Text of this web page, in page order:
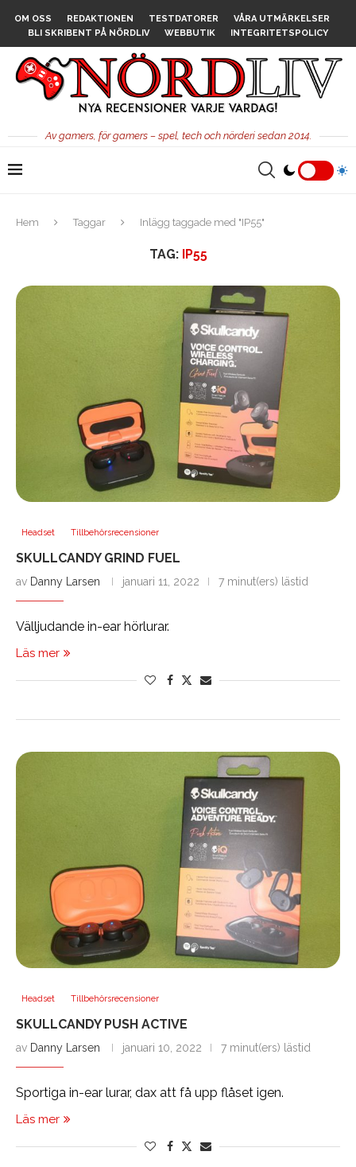
OM OSS REDAKTIONEN TESTDATORER
VÅRA UTMÄRKELSER
BLI SKRIBENT PÅ NÖRDLIV
WEBBUTIK INTEGRITETSPOLICY
Av gamers, för gamers – spel, tech och nörderi sedan 2014.
Hem Taggar Inlägg taggade med "IP55"
TAG: IP55
Headset Tillbehörsrecensioner
SKULLCANDY GRIND FUEL
av Danny Larsen januari 11, 2022 7 minut(ers) lästid
Välljudande in-ear hörlurar.
Läs mer
Headset Tillbehörsrecensioner
SKULLCANDY PUSH ACTIVE
av Danny Larsen januari 10, 2022 7 minut(ers) lästid
Sportiga in-ear lurar, dax att få upp flåset igen.
Läs mer